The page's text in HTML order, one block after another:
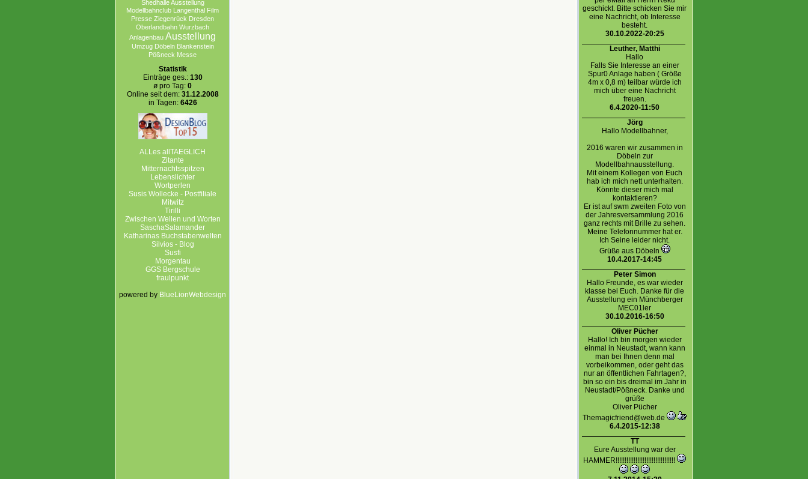
Shedhalle Ausstellung
Modellbahnclub Langenthal Film
Presse Ziegenrück Dresden
Oberlandbahn Wurzbach
Anlagenbau Ausstellung
Umzug Döbeln Blankenstein
Pößneck Messe
Statistik
Einträge ges.: 130
ø pro Tag: 0
Online seit dem: 31.12.2008
in Tagen: 6426
ALLes allTAEGLICH
Zitante
Mitternachtsspitzen
Lebenslichter
Wortperlen
Susis Wollecke - Postfiliale
Mitwitz
Tirilli
Zwischen Wellen und Worten
SaschaSalamander
Katharinas Buchstabenwelten
Silvios - Blog
Susfi
Morgentau
GGS Bergschule
fraulpunkt
powered by BlueLionWebdesign
geschickt. Bitte schicken Sie mir
eine Nachricht, ob Interesse
besteht.
30.10.2022-20:25
Leuther, Matthi
Hallo
Falls Sie Interesse an einer
Spur0 Anlage haben ( Größe
4m x 0,8 m) teilbar würde ich
mich über eine Nachricht
freuen.
6.4.2020-11:50
Jörg
Hallo Modellbahner,
2016 waren wir zusammen in
Döbeln zur
Modellbahnausstellung.
Mit einem Kollegen von Euch
hab ich mich nett unterhalten.
Könnte dieser mich mal
kontaktieren?
Er ist auf swm zweiten Foto von
der Jahresversammlung 2016
ganz rechts mit Brille zu sehen.
Meine Telefonnummer hat er.
Ich Seine leider nicht.
Grüße aus Döbeln
10.4.2017-14:45
Peter Simon
Hallo Freunde, es war wieder
klasse bei Euch. Danke für die
Ausstellung ein Münchberger
MEC01ler
30.10.2016-16:50
Oliver Pücher
Hallo! Ich bin morgen wieder
einmal in Neustadt, wann kann
man bei Ihnen denn mal
vorbeikommen, oder geht das
nur an öffentlichen Fahrtagen?,
bin so ein bis dreimal im Jahr in
Neustadt/Pößneck. Danke und
grüße
Oliver Pücher
Themagicfriend@web.de
6.4.2015-12:38
TT
Eure Ausstellung war der
HAMMER!!!!!!!!!!!!!!!!!!!!!!!!!!!!!!!!!